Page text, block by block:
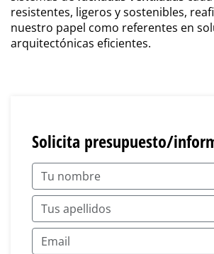
resistentes, ligeros y sostenibles,
nuestro papel como referentes en
arquitectónicas eficientes.
Solicita presupuesto/